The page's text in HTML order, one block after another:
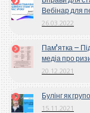
Вебінар для
26.03.2022
Пам’ятка –
медіа про
20.12.2021
Булінг як
15.11.2021